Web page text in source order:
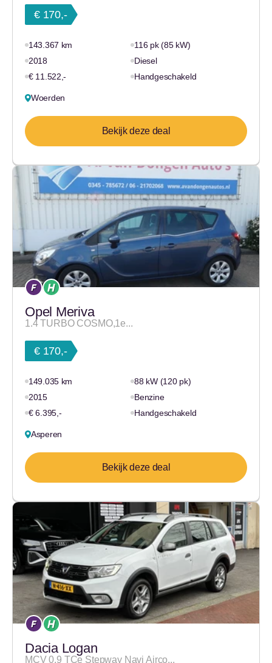
€ 170,-
143.367 km
116 pk (85 kW)
2018
Diesel
€ 11.522,-
Handgeschakeld
Woerden
Bekijk deze deal
Opel Meriva
1.4 TURBO COSMO,1e...
€ 170,-
149.035 km
88 kW (120 pk)
2015
Benzine
€ 6.395,-
Handgeschakeld
Asperen
Bekijk deze deal
Dacia Logan
MCV 0.9 TCe Stepway Navi Airco...